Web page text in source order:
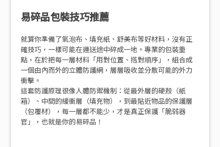
易碎品包裝技巧推薦
就算你準備了氣泡布、填充紙、舒美布等好材料，沒有正
確技巧，一樣可能在運送途中碎成一地。專業的包裝重
點，在於把每一層材料「用對位置、搭對順序」，組合成
一個由內而外的立體防護網，層層吸收並分散可能的外力
衝擊。
這套防護原理很像人體防禦機制：從最外層的硬殼（紙
箱）、中間的緩衝層（填充物），到最貼近物品的保護層
（包覆材），每一層都不能少，才是真正保護「脆弱器
官」，也就是你的易碎品！